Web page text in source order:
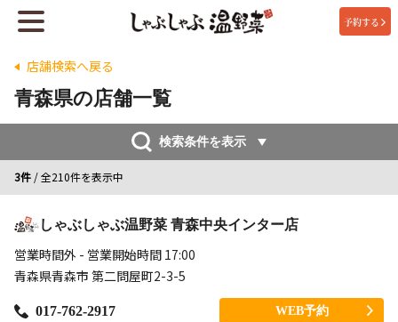
予約する
店舗検索へ戻る
青森県の店舗一覧
検索条件を表示
3件 / 全210件を表示中
しゃぶしゃぶ温野菜 青森中央インター店
営業時間外 - 営業開始時間 17:00
青森県青森市 第二問屋町2-3-5
017-762-2917 WEB予約